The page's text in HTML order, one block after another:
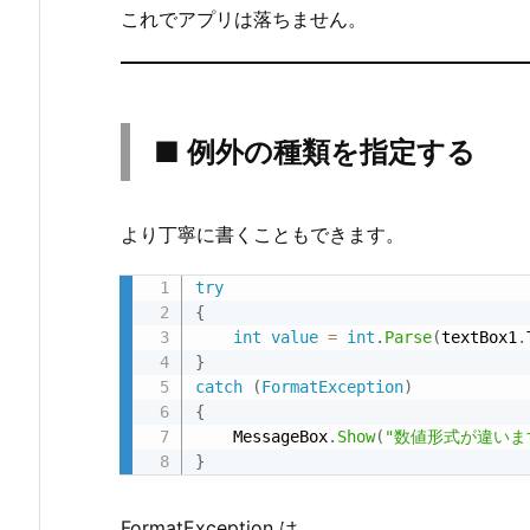
の
1.
5.
2.
務
で
使
い
け
これでアプリは落ちません。
■ 例外の種類を指定する
より丁寧に書くこともできます。
try
{
int value = int . Parse(textBox1.
}
catch
(FormatException)
{
    MessageBox
. Show( "数値形式が違い
}